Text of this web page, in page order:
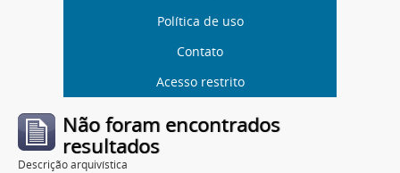
Política de uso
Contato
Acesso restrito
Não foram encontrados
resultados
Descrição arquivística